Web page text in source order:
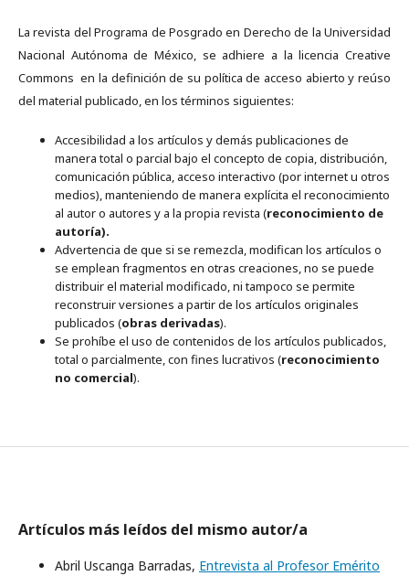
La revista del Programa de Posgrado en Derecho de la Universidad
Nacional Autónoma de México, se adhiere a la licencia Creative
Commons en la definición de su política de acceso abierto y reúso
del material publicado, en los términos siguientes:
Accesibilidad a los artículos y demás publicaciones de
manera total o parcial bajo el concepto de copia, distribución,
comunicación pública, acceso interactivo (por internet u otros
medios), manteniendo de manera explícita el reconocimiento
al autor o autores y a la propia revista (reconocimiento de
autoría).
Advertencia de que si se remezcla, modifican los artículos o
se emplean fragmentos en otras creaciones, no se puede
distribuir el material modificado, ni tampoco se permite
reconstruir versiones a partir de los artículos originales
publicados (obras derivadas).
Se prohíbe el uso de contenidos de los artículos publicados,
total o parcialmente, con fines lucrativos (reconocimiento
no comercial).
Artículos más leídos del mismo autor/a
Abril Uscanga Barradas, Entrevista al Profesor Emérito